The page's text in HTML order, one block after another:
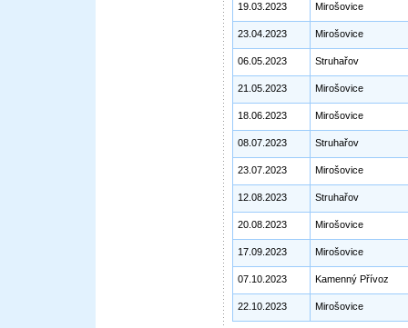
19.03.2023 Mirošovice
23.04.2023 Mirošovice
06.05.2023 Struhařov
21.05.2023 Mirošovice
18.06.2023 Mirošovice
08.07.2023 Struhařov
23.07.2023 Mirošovice
12.08.2023 Struhařov
20.08.2023 Mirošovice
17.09.2023 Mirošovice
07.10.2023 Kamenný Přívoz
22.10.2023 Mirošovice